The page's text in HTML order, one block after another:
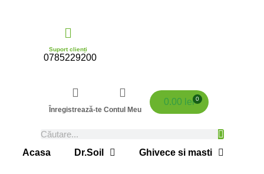
Suport clienți
0785229200
Înregistrează-te Contul Meu
0.00 lei 0
Acasa Dr.Soil Ghivece si masti